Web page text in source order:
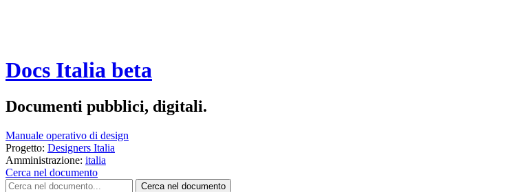
Docs Italia beta
Documenti pubblici, digitali.
Manuale operativo di design
Progetto: Designers Italia
Amministrazione: italia
Cerca nel documento
Cerca nel documento